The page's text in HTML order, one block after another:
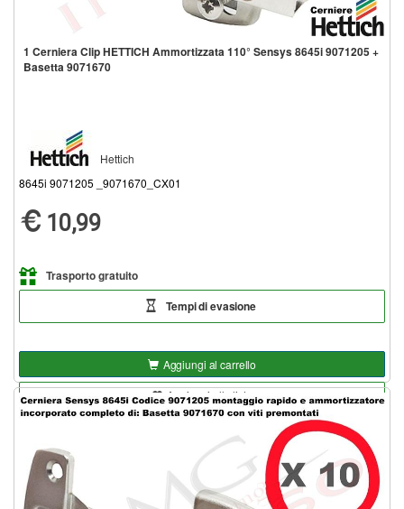
1 Cerniera Clip HETTICH Ammortizzata 110° Sensys 8645i 9071205 +
Basetta 9071670
Hettich
8645i 9071205 _9071670_CX01
10,99
Trasporto gratuito
Tempi di evasione
Aggiungi al carrello
Aggiungi alla lista